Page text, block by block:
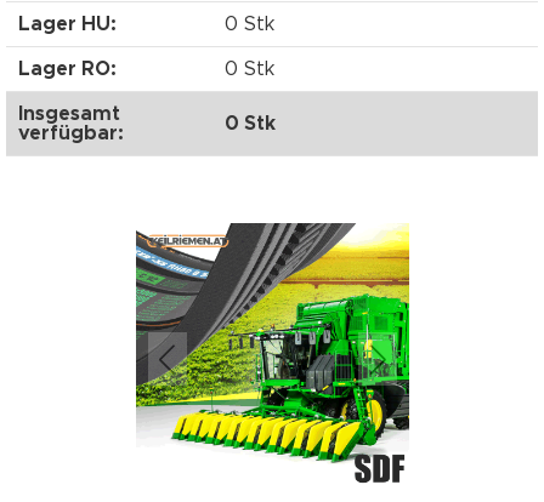
Lager HU: 0 Stk
Lager RO: 0 Stk
Insgesamt
verfügbar:
0 Stk